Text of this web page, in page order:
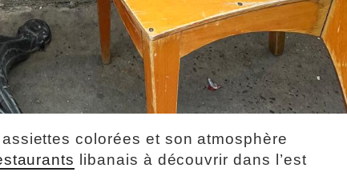
colorées et son atmosphère
libanais à découvrir dans l’est